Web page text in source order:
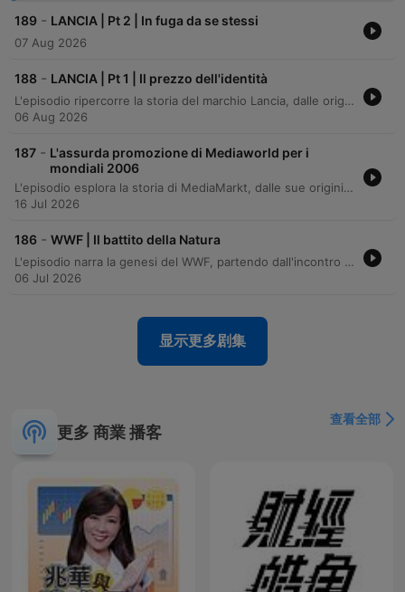
189 - LANCIA | Pt 2 | In fuga da se stessi
07 Aug 2026
188 - LANCIA | Pt 1 | Il prezzo dell'identità
L'episodio ripercorre la storia del marchio Lancia, dalle origini di Vincenzo Lancia in Piemonte e l'evoluzione da piccola officina a icona dell'automobilismo, caratterizzata da grandi innovazioni tecnologiche come la scocca autoportante della Lancia Lambda. Il racconto esplora anche le sfide personali e i momenti drammatici del fondatore, culminando nella scoperta di una truffa finanziaria orchestrata negli Stati Uniti che mise a rischio l'azienda e la sua espansione americana.
06 Aug 2026
187 - L'assurda promozione di Mediaworld per i
mondiali 2006
L'episodio esplora la storia di MediaMarkt, dalle sue origini in Germania alla nascita di MediaWorld in Italia. Il racconto segue l'evoluzione del marchio da modello basato su prezzi bassi a leader di mercato capace di affrontare la concorrenza con strategie di marketing innovative. L'analisi si concentra sull'evoluzione delle campagne promozionali, partendo dal celebre azzardo calcolato del Mondiale 2006 fino alle successive variazioni strategiche volte a gestire i costi assicurativi e le metriche legate ai risultati della nazionale.
16 Jul 2026
186 - WWF | Il battito della Natura
L'episodio narra la genesi del WWF, partendo dall'incontro trasformativo di Fulco Pratesi con un'orsa in Anatolia, che lo portò ad abbandonare la caccia per la fotografia naturalistica e contribuire alla nascita del WWF Italia. Attraverso la scoperta di specie rare nella laguna di Orbetello, l'organizzazione si è evoluta da piccolo gruppo di appassionati a forza globale. Il racconto ripercorre l'evoluzione del WWF Italia, evidenziando campagne iconiche come i Panda Club e l'impegno per la protezione di specie come il cervo sardo. L'associazione ha influenzato la coscienza ambientale italiana fino a ottenere il riconoscimento della tutela dell'ambiente nella Costituzione Italiana.
06 Jul 2026
显示更多剧集
更多 商業 播客
查看全部